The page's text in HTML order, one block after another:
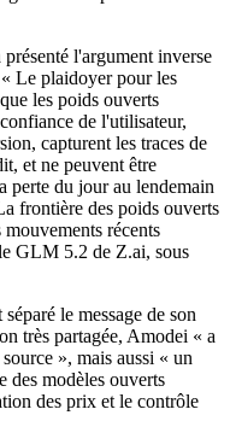
l'argument inverse
Le plaidoyer pour les
les poids ouverts
de l'utilisateur,
capturent les traces de
et ne peuvent être
du jour au lendemain
frontière des poids ouverts
récents
GLM 5.2 de Z.ai, sous
le message de son
très partagée, Amodei « a
», mais aussi « un
des modèles ouverts
des prix et le contrôle